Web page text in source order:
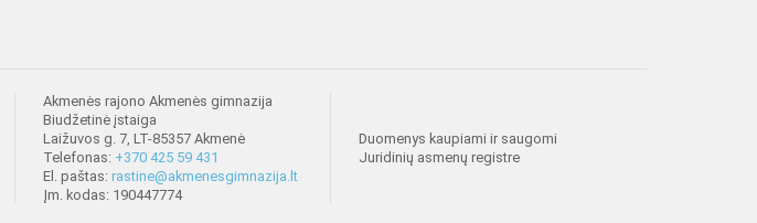
Akmenės rajono Akmenės gimnazija
Biudžetinė įstaiga
Laižuvos g. 7, LT-85357 Akmenė
Telefonas: +370 425 59 431
El. paštas: rastine@akmenesgimnazija.lt
Įm. kodas: 190447774
Duomenys kaupiami ir saugomi
Juridinių asmenų registre